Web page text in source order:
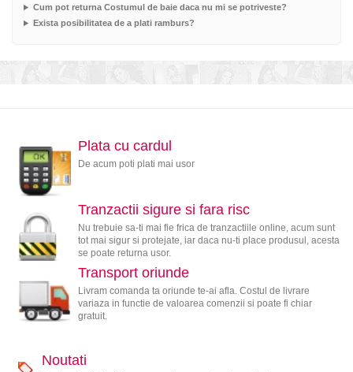
Cum pot returna Costumul de baie daca nu mi se potriveste?
Exista posibilitatea de a plati ramburs?
Plata cu cardul
De acum poti plati mai usor
Tranzactii sigure si fara risc
Nu trebuie sa-ti mai fie frica de tranzactiile online, acum sunt
tot mai sigur si protejate, iar daca nu-ti place produsul, acesta
se poate returna usor.
Transport oriunde
Livram comanda ta oriunde te-ai afla. Costul de livrare
variaza in functie de valoarea comenzii si poate fi chiar
gratuit.
Noutati